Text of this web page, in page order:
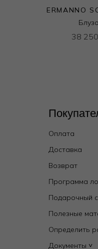
ERMANNO
Блуза
38
Оплата
Доставка
Возврат
Программа
Подарочный
Полезные
Определить
Документы ˅